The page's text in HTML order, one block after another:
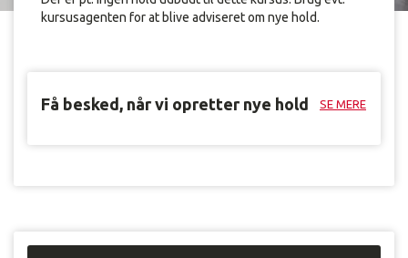
kursusagenten for at blive adviseret om nye hold.
Få besked, når vi opretter nye hold SE MERE